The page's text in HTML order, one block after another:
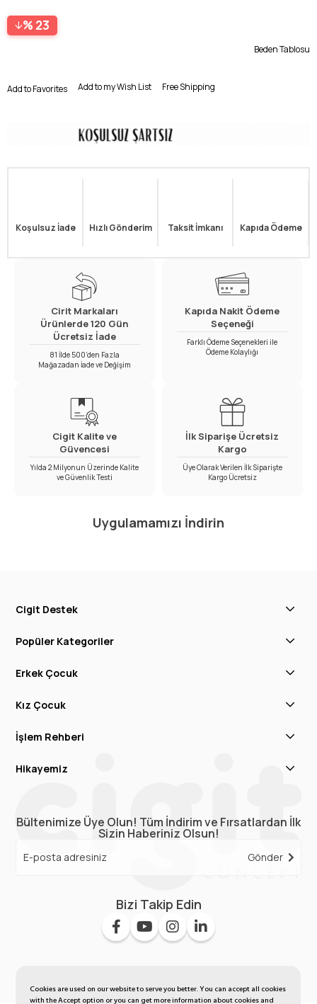
Cookies are used on our website to serve you better. You can accept all cookies
with the Accept option or you can get more information about cookies and
23
Beden Tablosu
Add to Favorites Add to my Wish List Free Shipping
Koşulsuz İade Hızlı Gönderim Taksit İmkanı Kapıda Ödeme
Cirit Markaları
Ürünlerde 120 Gün
Ücretsiz İade
81 İlde 500’den Fazla
Mağazadan İade ve Değişim
Kapıda Nakit Ödeme
Seçeneği
Farklı Ödeme Seçenekleri ile
Ödeme Kolaylığı
Cigit Kalite ve
Güvencesi
Yılda 2 Milyonun Üzerinde Kalite
ve Güvenlik Testi
İlk Siparişe Ücretsiz
Kargo
Üye Olarak Verilen İlk Siparişte
Kargo Ücretsiz
Uygulamamızı İndirin
Cigit Destek
Popüler Kategoriler
Erkek Çocuk
Kız Çocuk
İşlem Rehberi
Hikayemiz
Bültenimize Üye Olun! Tüm İndirim ve Fırsatlardan İlk
Sizin Haberiniz Olsun!
Gönder
Bizi Takip Edin